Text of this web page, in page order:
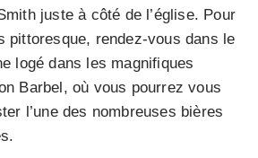
juste à côté de l’église. Pour
pittoresque, rendez-vous dans le
logé dans les magnifiques
Barbel, où vous pourrez vous
l’une des nombreuses bières